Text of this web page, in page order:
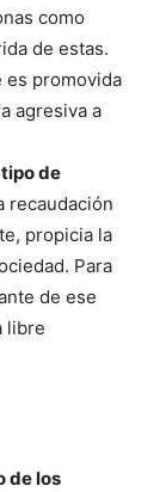
como
de estas.
es promovida
agresiva a
de
recaudación
propicia la
Para
de ese
libre
de los